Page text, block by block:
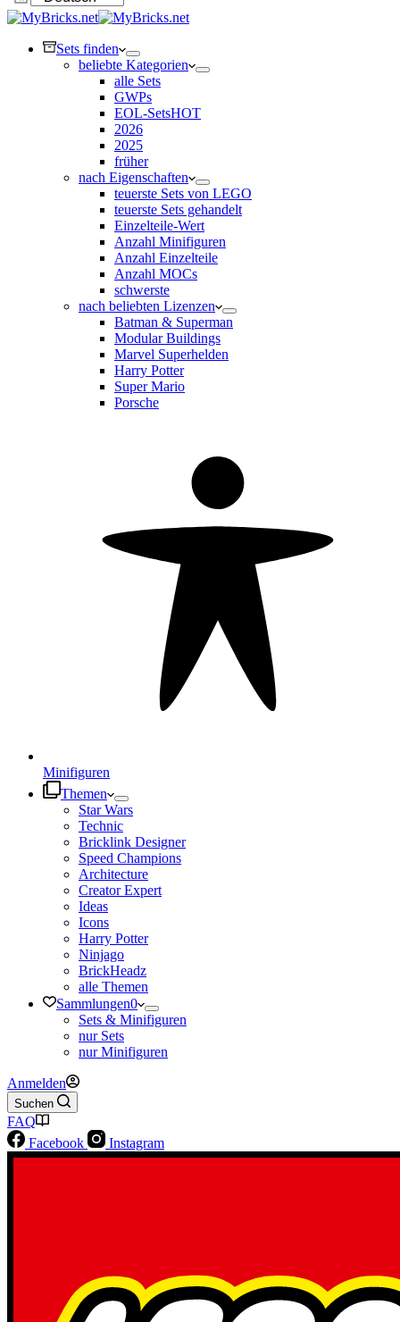
ändern
Sets finden
beliebte Kategorien
alle Sets
GWPs
EOL-SetsHOT
2026
2025
früher
nach Eigenschaften
teuerste Sets von LEGO
teuerste Sets gehandelt
Einzelteile-Wert
Anzahl Minifiguren
Anzahl Einzelteile
Anzahl MOCs
schwerste
nach beliebten Lizenzen
Batman & Superman
Modular Buildings
Marvel Superhelden
Harry Potter
Super Mario
Porsche
Minifiguren
Themen
Star Wars
Technic
Bricklink Designer
Speed Champions
Architecture
Creator Expert
Ideas
Icons
Harry Potter
Ninjago
BrickHeadz
alle Themen
Sammlungen0
Sets & Minifiguren
nur Sets
nur Minifiguren
Anmelden
Suchen
FAQ
Facebook
Instagram